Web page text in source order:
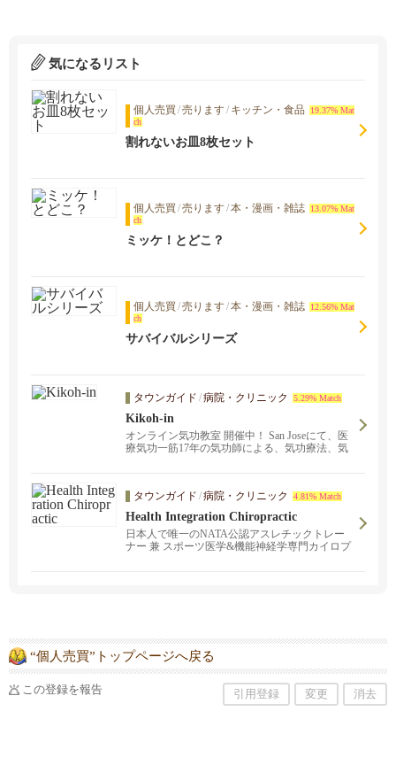
気になるリスト
個人売買 /売ります/ キッチン・食品
19.37% Mat
ch
割れないお皿8枚セット
個人売買 /売ります/本・漫画・雑誌
13.07% Mat
ch
ミッケ！とどこ？
個人売買 /売ります/本・漫画・雑誌
12.56% Mat
ch
サバイバルシリーズ
タウンガイド /病院・クリニック 5.29% Match
Kikoh-in
オンライン気功教室 開催中！ San Joseにて、医
療気功一筋17年の気功師による、気功療法、気
ークレー、オークランド、フリーモント、サン
マテオに出張します。呼吸、脱ストレス、がん
予防、健康、不妊改善のプログラムもありま
す。
タウンガイド /病院・クリニック 4.81% Match
Health Integration Chiropractic
日本人で唯一のNATA公認アスレチックトレー
ナー 兼 スポーツ医学&機能神経学専門カイロプ
“個人売買”トップページへ戻る
この登録を報告 引用登録 変更 消去